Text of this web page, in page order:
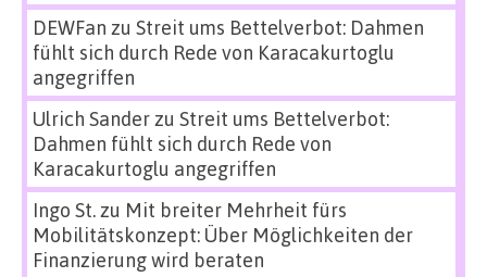
DEWFan zu Streit ums Bettelverbot: Dahmen
fühlt sich durch Rede von Karacakurtoglu
angegriffen
Ulrich Sanderzu Streit ums Bettelverbot:
Dahmen fühlt sich durch Rede von
Karacakurtoglu angegriffen
Ingo St.zu Mit breiter Mehrheit fürs
Mobilitätskonzept: Über Möglichkeiten der
Finanzierung wird beraten